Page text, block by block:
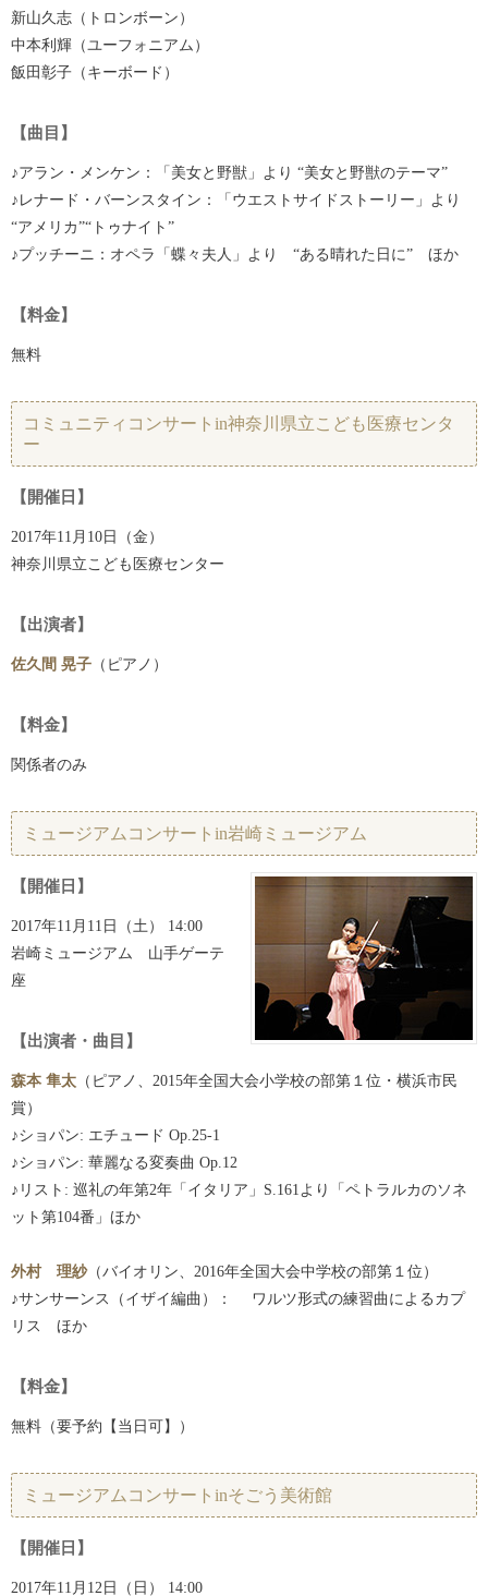
新山久志（トロンボーン）
中本利輝（ユーフォニアム）
飯田彰子（キーボード）
【曲目】
♪アラン・メンケン：「美女と野獣」より “美女と野獣のテーマ”
♪レナード・バーンスタイン：「ウエストサイドストーリー」より
“アメリカ”“トゥナイト”
♪プッチーニ：オペラ「蝶々夫人」より “ある晴れた日に” ほか
【料金】
無料
コミュニティコンサートin神奈川県立こども医療センタ
ー
【開催日】
2017年11月10日（金）
神奈川県立こども医療センター
【出演者】
佐久間 晃子 （ピアノ）
【料金】
関係者のみ
ミュージアムコンサートin岩崎ミュージアム
【開催日】
2017年11月11日（土） 14:00
岩崎ミュージアム 山手ゲーテ
座
【出演者・曲目】
森本 隼太 （ピアノ、2015年全国大会小学校の部第１位・横浜市民
賞）
♪ショパン: エチュード Op.25-1
♪ショパン: 華麗なる変奏曲 Op.12
♪リスト: 巡礼の年第2年「イタリア」S.161より「ペトラルカのソネ
ット第104番」ほか
外村 理紗（バイオリン、2016年全国大会中学校の部第１位）
♪サンサーンス（イザイ編曲）： ワルツ形式の練習曲によるカプ
リス ほか
【料金】
無料（要予約【当日可】）
ミュージアムコンサートinそごう美術館
【開催日】
2017年11月12日（日） 14:00